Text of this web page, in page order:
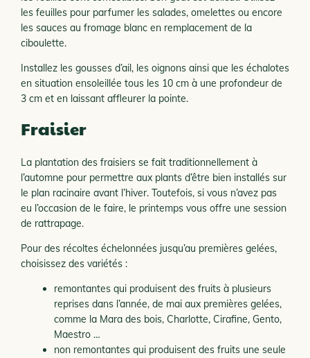
les feuilles pour parfumer les salades, omelettes ou encore
les sauces au fromage blanc en remplacement de la
ciboulette.
Installez les gousses d’ail, les oignons ainsi que les échalotes
en situation ensoleillée tous les 10 cm à une profondeur de
3 cm et en laissant affleurer la pointe.
Fraisier
La plantation des fraisiers se fait traditionnellement à
l’automne pour permettre aux plants d’être bien installés sur
le plan racinaire avant l’hiver. Toutefois, si vous n’avez pas
eu l’occasion de le faire, le printemps vous offre une session
de rattrapage.
Pour des récoltes échelonnées jusqu’au premières gelées,
choisissez des variétés :
remontantes qui produisent des fruits à plusieurs
reprises dans l’année, de mai aux premières gelées,
comme la Mara des bois, Charlotte, Cirafine, Gento,
Maestro …
non remontantes qui produisent des fruits une seule